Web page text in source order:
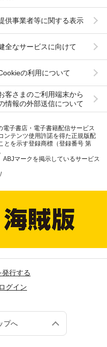
供事業者等に関する表示
全なサービスに向けて
の利用について
客さまのご利用端末から
情報の外部送信について
電子書店・電子書籍配信サービス
ンテンツ使用許諾を得た正規版配
とを示す登録商標（登録番号 第
ABJマークを掲示しているサービス
行する
グイン
プへ